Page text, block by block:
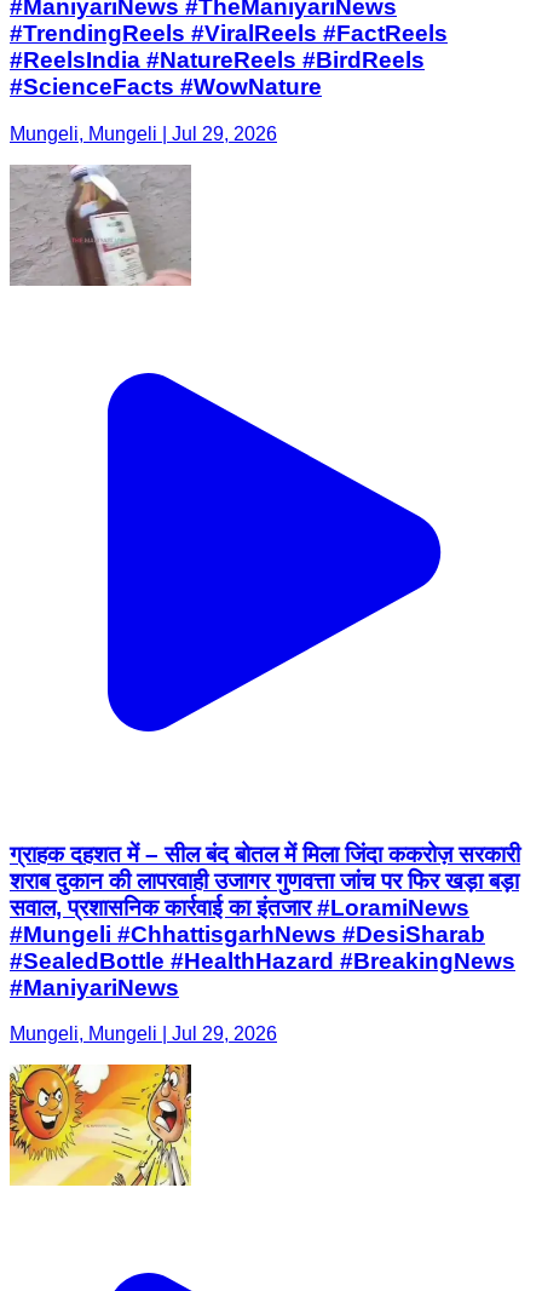
#ManiyariNews #TheManiyariNews
#TrendingReels #ViralReels #FactReels
#ReelsIndia #NatureReels #BirdReels
#ScienceFacts #WowNature
Mungeli, Mungeli | Jul 29, 2026
ग्राहक दहशत में – सील बंद बोतल में मिला जिंदा ककरोज़ सरकारी
शराब दुकान की लापरवाही उजागर गुणवत्ता जांच पर फिर खड़ा बड़ा
सवाल, प्रशासनिक कार्रवाई का इंतजार #LoramiNews
#Mungeli #ChhattisgarhNews #DesiSharab
#SealedBottle #HealthHazard #BreakingNews
#ManiyariNews
Mungeli, Mungeli | Jul 29, 2026